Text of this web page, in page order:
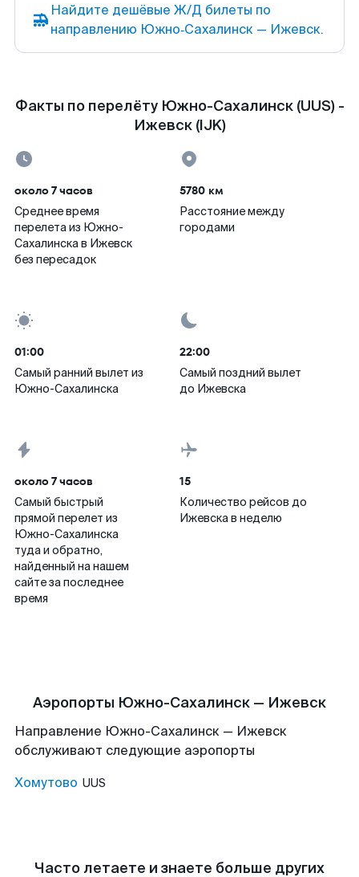
Найдите дешёвые Ж/Д билеты по
направлению Южно‑Сахалинск — Ижевск.
Факты по перелёту Южно-Сахалинск (UUS) -
Ижевск (IJK)
около 7 часов
Среднее время
перелета из Южно-
Сахалинска в Ижевск
без пересадок
5780 км
Расстояние между
городами
01:00
Самый ранний вылет из
Южно-Сахалинска
22:00
Самый поздний вылет
до Ижевска
около 7 часов
Самый быстрый
прямой перелет из
Южно-Сахалинска
туда и обратно,
найденный на нашем
сайте за последнее
время
15
Количество рейсов до
Ижевска в неделю
Аэропорты Южно-Сахалинск — Ижевск
Направление Южно-Сахалинск — Ижевск
обслуживают следующие аэропорты
Хомутово UUS
Часто летаете и знаете больше других